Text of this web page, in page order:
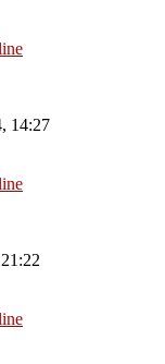
14:27